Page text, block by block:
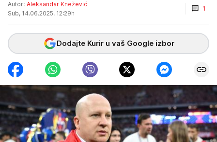
Autor: Aleksandar Knežević
Sub, 14.06.2025. 12:29h
1
Dodajte Kurir u vaš Google izbor